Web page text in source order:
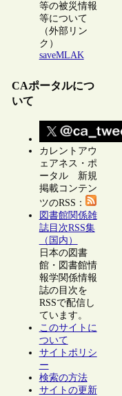
等の被災情報
等について
（外部リン
ク）
saveMLAK
CAポータルにつ
いて
カレントアウ
ェアネス・ポ
ータル 新規
掲載コンテン
ツのRSS：
図書館関係雑
誌目次RSS集
（国内）
日本の図書
館・図書館情
報学関係情報
誌の目次を
RSSで配信し
ています。
このサイトに
ついて
サイトポリシ
ー
検索の方法
サイトの更新